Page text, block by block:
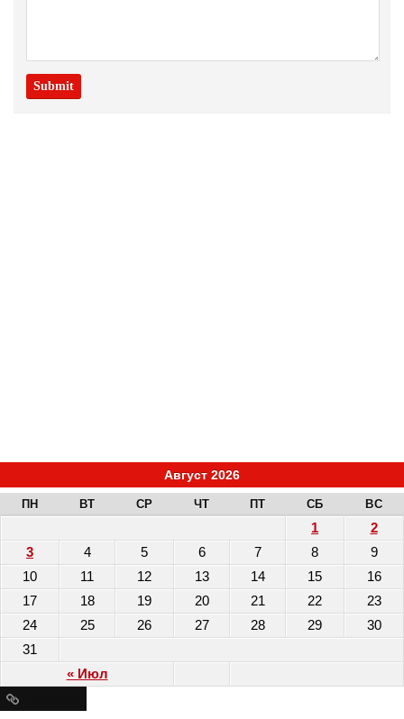
Август 2026
ПН ВТ СР ЧТ ПТ СБ ВС
« Июл
1
2
3
4 5 6 7 8
9
10
11 12 13 14 15
16
17
18 19 20 21 22
23
24
25 26 27 28 29
30
31